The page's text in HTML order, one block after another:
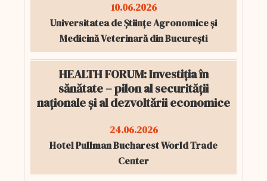
10.06.2026
Universitatea de Științe Agronomice și
Medicină Veterinară din București
HEALTH FORUM: Investiția în
sănătate – pilon al securității
naționale și al dezvoltării economice
24.06.2026
Hotel Pullman Bucharest World Trade
Center